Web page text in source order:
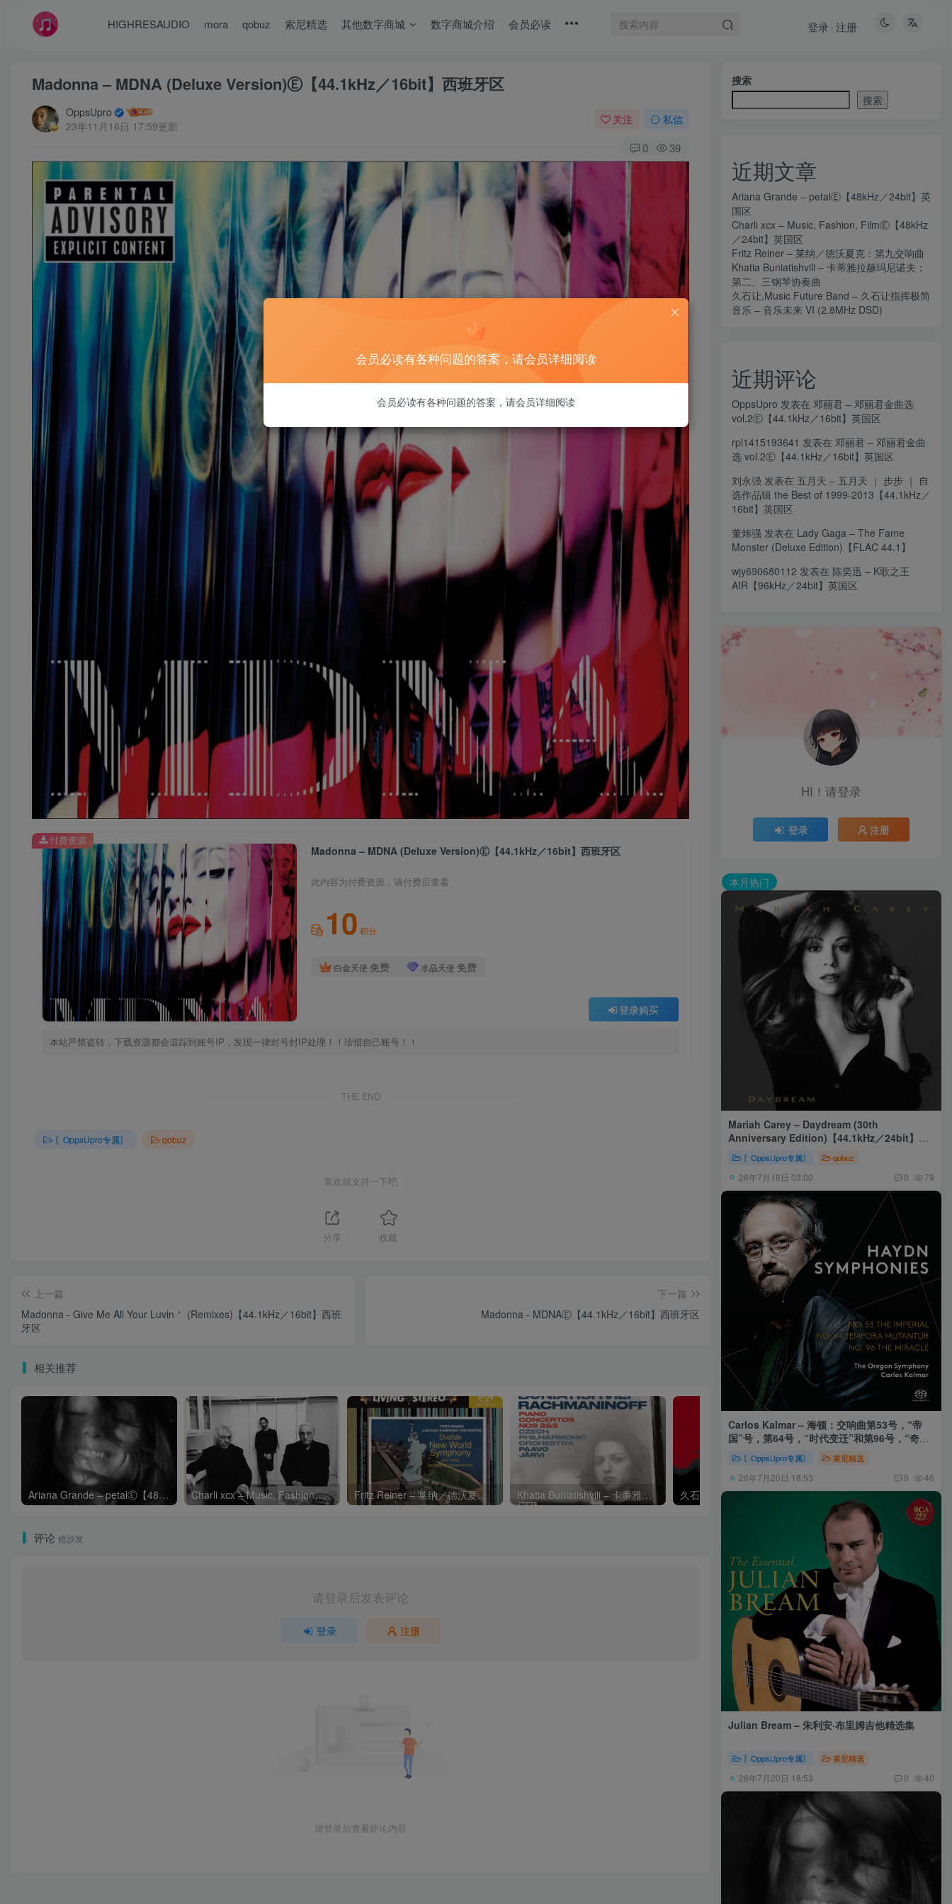
HIGHRESAUDIO mora qobuz 索尼精选 其他数字商城 数字商城介绍 会员必读 登录 注册
Madonna – MDNA (Deluxe Version)Ⓔ【44.1kHz／16bit】西班牙区
OppsUpro
23年11月16日 17:59更新
关注 私信
0 39
Madonna – MDNA (Deluxe Version)Ⓔ【44.1kHz／16bit】西班牙区
此内容为付费资源，请付费后查看
10 积分
白金天使 免费 水晶天使 免费
登录购买
本站严禁盗转，下载资源都会追踪到账号IP，发现一律封号封IP处理！！珍惜自己账号！！
付费资源
THE END
〖OppsUpro专属〗 qobuz
喜欢就支持一下吧
分享 收藏
上一篇
Madonna - Give Me All Your Luvin＇ (Remixes)【44.1kHz／16bit】西班
牙区
下一篇
Madonna - MDNAⒺ【44.1kHz／16bit】西班牙区
相关推荐
Ariana Grande – petalⒺ【48kHz／24bit】英国区 Charli xcx – Music, Fashion, FilmⒺ【48kHz／24bit】英国区 Fritz Reiner – 莱纳／德沃夏克：第九交响曲 Khatia Buniatishvili – 卡蒂雅拉赫玛尼诺夫：第二、三钢琴协奏曲 久石让,Music Future Band – 久石让指挥极简音乐 – 音乐未来 VI (2.8MHz DSD)
评论 抢沙发
请登录后发表评论
登录 注册
请登录后查看评论内容
搜索
搜索
近期文章
Ariana Grande – petalⒺ【48kHz／24bit】英
国区
Charli xcx – Music, Fashion, FilmⒺ【48kHz
／24bit】英国区
Fritz Reiner – 莱纳／德沃夏克：第九交响曲
Khatia Buniatishvili – 卡蒂雅拉赫玛尼诺夫：
第二、三钢琴协奏曲
久石让,Music Future Band – 久石让指挥极简
音乐 – 音乐未来 VI (2.8MHz DSD)
近期评论
OppsUpro 发表在 邓丽君 – 邓丽君金曲选
vol.2Ⓔ【44.1kHz／16bit】英国区
rpl1415193641 发表在 邓丽君 – 邓丽君金曲
选 vol.2Ⓔ【44.1kHz／16bit】英国区
刘永强 发表在 五月天 – 五月天 ｜ 步步 ｜ 自
选作品辑 the Best of 1999-2013【44.1kHz／
16bit】英国区
董炜强 发表在 Lady Gaga – The Fame
Monster (Deluxe Edition)【FLAC 44.1】
wjy690680112 发表在 陈奕迅 – K歌之王
AIR【96kHz／24bit】英国区
HI！请登录
登录 注册
本月热门
Mariah Carey – Daydream (30th
Anniversary Edition)【44.1kHz／24bit】美
〖OppsUpro专属〗 qobuz
26年7月18日 03:00 0 79
Carlos Kalmar – 海顿：交响曲第53号，“帝
国”号，第64号，“时代变迁”和第96号，“奇迹”
号 (俄勒冈交响乐团，卡尔玛)
〖OppsUpro专属〗 索尼精选
26年7月20日 18:53 0 46
Julian Bream – 朱利安·布里姆吉他精选集
〖OppsUpro专属〗 索尼精选
26年7月20日 18:53 0 40
会员必读有各种问题的答案，请会员详细阅读
会员必读有各种问题的答案，请会员详细阅读